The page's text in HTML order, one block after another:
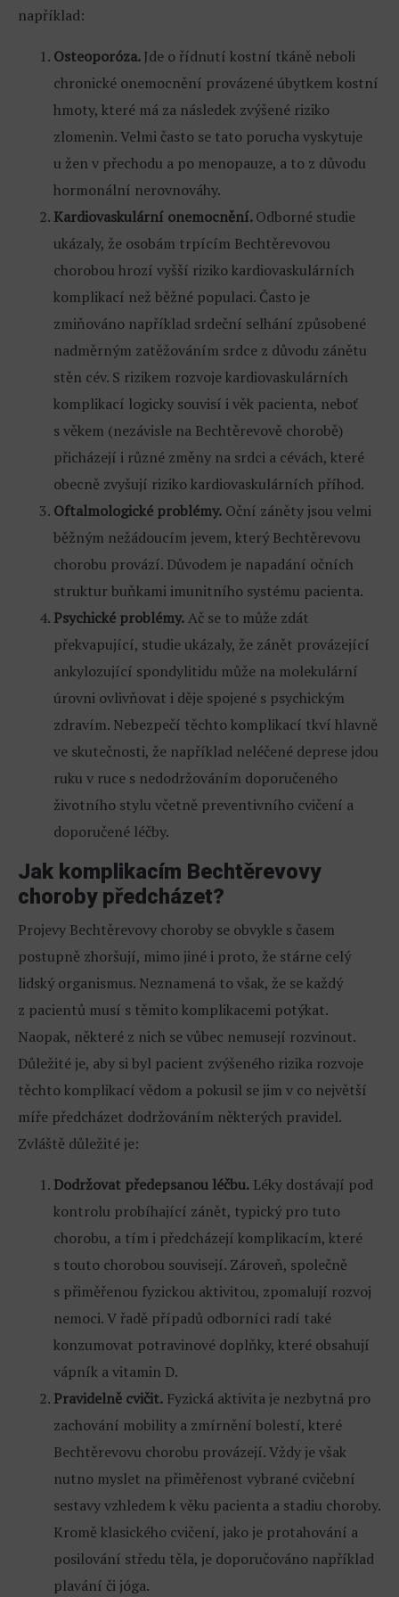
například:
Osteoporóza.Jde o řídnutí kostní tkáně neboli
chronické onemocnění provázené úbytkem kostní
hmoty, které má za následek zvýšené riziko
zlomenin. Velmi často se tato porucha vyskytuje
u žen v přechodu a po menopauze, a to z důvodu
hormonální nerovnováhy.
Kardiovaskulární onemocnění.Odborné studie
ukázaly, že osobám trpícím Bechtěrevovou
chorobou hrozí vyšší riziko kardiovaskulárních
komplikací než běžné populaci. Často je
zmiňováno například srdeční selhání způsobené
nadměrným zatěžováním srdce z důvodu zánětu
stěn cév. S rizikem rozvoje kardiovaskulárních
komplikací logicky souvisí i věk pacienta, neboť
s věkem (nezávisle na Bechtěrevově chorobě)
přicházejí i různé změny na srdci a cévách, které
obecně zvyšují riziko kardiovaskulárních příhod.
Oftalmologické problémy. Oční záněty jsou velmi
běžným nežádoucím jevem, který Bechtěrevovu
chorobu provází. Důvodem je napadání očních
struktur buňkami imunitního systému pacienta.
Psychické problémy.Ač se to může zdát
překvapující, studie ukázaly, že zánět provázející
ankylozující spondylitidu může na molekulární
úrovni ovlivňovat i děje spojené s psychickým
zdravím. Nebezpečí těchto komplikací tkví hlavně
ve skutečnosti, že například neléčené deprese jdou
ruku v ruce s nedodržováním doporučeného
životního stylu včetně preventivního cvičení a
doporučené léčby.
Jak komplikacím Bechtěrevovy
choroby předcházet?
Projevy Bechtěrevovy choroby se obvykle s časem
postupně zhoršují, mimo jiné i proto, že stárne celý
lidský organismus. Neznamená to však, že se každý
z pacientů musí s těmito komplikacemi potýkat.
Naopak, některé z nich se vůbec nemusejí rozvinout.
Důležité je, aby si byl pacient zvýšeného rizika rozvoje
těchto komplikací vědom a pokusil se jim v co největší
míře předcházet dodržováním některých pravidel.
Zvláště důležité je:
Dodržovat předepsanou léčbu. Léky dostávají pod
kontrolu probíhající zánět, typický pro tuto
chorobu, a tím i předcházejí komplikacím, které
s touto chorobou souvisejí. Zároveň, společně
s přiměřenou fyzickou aktivitou, zpomalují rozvoj
nemoci. V řadě případů odborníci radí také
konzumovat potravinové doplňky, které obsahují
vápník a vitamin D.
Pravidelně cvičit. Fyzická aktivita je nezbytná pro
zachování mobility a zmírnění bolestí, které
Bechtěrevovu chorobu provázejí. Vždy je však
nutno myslet na přiměřenost vybrané cvičební
sestavy vzhledem k věku pacienta a stadiu choroby.
Kromě klasického cvičení, jako je protahování a
posilování středu těla, je doporučováno například
plavání či jóga.